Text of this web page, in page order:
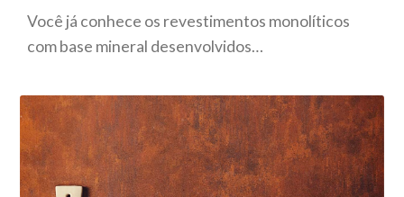
Você já conhece os revestimentos monolíticos
com base mineral desenvolvidos…